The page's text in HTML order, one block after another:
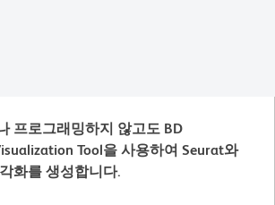
프로그래밍하지 않고도 BD
Tool을 사용하여 Seurat와
화를 생성합니다.